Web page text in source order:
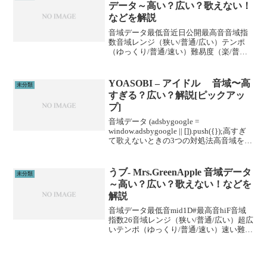
データ～高い？広い？歌えない！
などを解説
音域データ最低音近日公開最高音音域指
数音域レンジ（狭い/普通/広い）テンポ
（ゆっくり/普通/速い）難易度（楽/普通/
window.adsbygoogl...
未分類
YOASOBI – アイドル 音域〜高
すぎる？広い？解説[ピックアッ
プ]
音域データ (adsbygoogle =
window.adsbygoogle || []).push({});高すぎ
て歌えないときの3つの対処法高音域を広
ルに通うこと...
未分類
うブ- Mrs.GreenApple 音域データ
～高い？広い？歌えない！などを
解説
音域データ最低音mid1D#最高音hiF音域
指数26音域レンジ（狭い/普通/広い）超広
いテンポ（ゆっくり/普通/速い）速い難易